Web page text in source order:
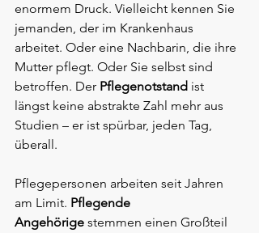
enormem Druck. Vielleicht kennen Sie
jemanden, der im Krankenhaus
arbeitet. Oder eine Nachbarin, die ihre
Mutter pflegt. Oder Sie selbst sind
betroffen. Der Pflegenotstand ist
längst keine abstrakte Zahl mehr aus
Studien – er ist spürbar, jeden Tag,
überall.
Pflegepersonen arbeiten seit Jahren
am Limit. Pflegende
Angehörige stemmen einen Großteil